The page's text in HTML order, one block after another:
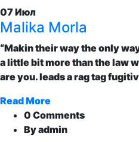
07Июл
Malika Morla
“Makin their way the only
a little bit more than the law
are you. leads a rag tag
Read More
0 Comments
By admin